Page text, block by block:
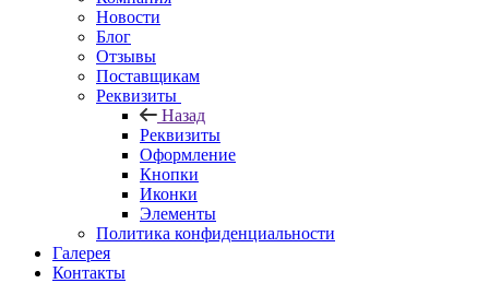
Новости
Блог
Отзывы
Поставщикам
Реквизиты
Назад
Реквизиты
Оформление
Кнопки
Иконки
Элементы
Политика конфиденциальности
Галерея
Контакты